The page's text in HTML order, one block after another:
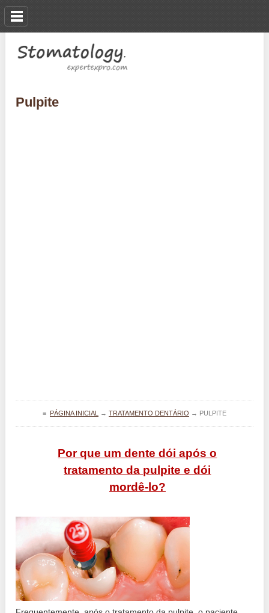
Pulpite
≡ PÁGINA INICIAL → TRATAMENTO DENTÁRIO → PULPITE
Por que um dente dói após o
tratamento da pulpite e dói
mordê-lo?